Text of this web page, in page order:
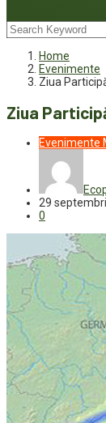
Home
Evenimente
Ziua
Ziua
Evenimente
29
0